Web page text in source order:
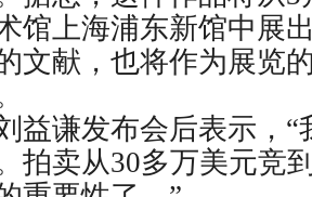
馆上海浦东新馆中展
文献，也将作为展览
谦发布会后表示，“
拍卖从30多万美元竞